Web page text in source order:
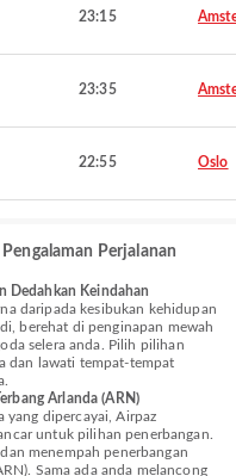
23:15
23:35
22:55 Oslo
Perjalanan
Dedahkan Keindahan
daripada kesibukan kehidupan
berehat di penginapan mewah
selera anda. Pilih pilihan
dan lawati tempat-tempat
Arlanda (ARN)
yang dipercayai, Airpaz
untuk pilihan penerbangan.
menempah penerbangan
Sama ada anda melancong